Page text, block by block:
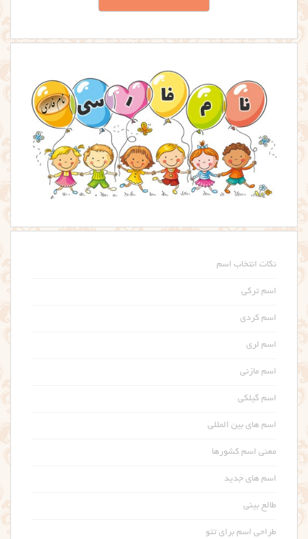
نکات انتخاب اسم
اسم ترکی
اسم کردی
اسم لری
اسم مازنی
اسم گیلکی
اسم های بین المللی
معنی اسم کشورها
اسم های جدید
طالع بینی
طراحی اسم برای تتو